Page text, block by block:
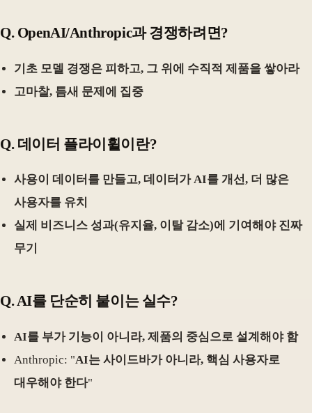
Q. OpenAI/Anthropic과 경쟁하려면?
기초 모델 경쟁은 피하고, 그 위에 수직적 제품을 쌓아라
고마찰, 틈새 문제에 집중
Q. 데이터 플라이휠이란?
사용이 데이터를 만들고, 데이터가 AI를 개선, 더 많은
사용자를 유치
실제 비즈니스 성과(유지율, 이탈 감소)에 기여해야 진짜
무기
Q. AI를 단순히 붙이는 실수?
AI를 부가 기능이 아니라, 제품의 중심으로 설계해야 함
Anthropic: "AI는 사이드바가 아니라, 핵심 사용자로
대우해야 한다"